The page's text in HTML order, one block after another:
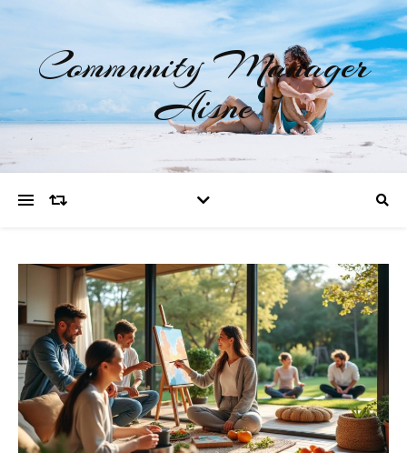
Community Manager
Aisne